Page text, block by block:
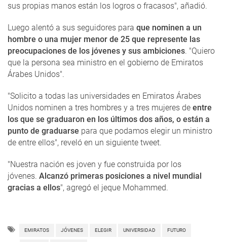
sus propias manos están los logros o fracasos", añadió.
Luego alentó a sus seguidores para que nominen a un
hombre o una mujer menor de 25 que represente las
preocupaciones de los jóvenes y sus ambiciones. "Quiero
que la persona sea ministro en el gobierno de Emiratos
Árabes Unidos".
"Solicito a todas las universidades en Emiratos Árabes
Unidos nominen a tres hombres y a tres mujeres de entre
los que se graduaron en los últimos dos años, o están a
punto de graduarse para que podamos elegir un ministro
de entre ellos", reveló en un siguiente tweet.
"Nuestra nación es joven y fue construida por los
jóvenes. Alcanzó primeras posiciones a nivel mundial
gracias a ellos", agregó el jeque Mohammed.
EMIRATOS JÓVENES ELEGIR UNIVERSIDAD FUTURO